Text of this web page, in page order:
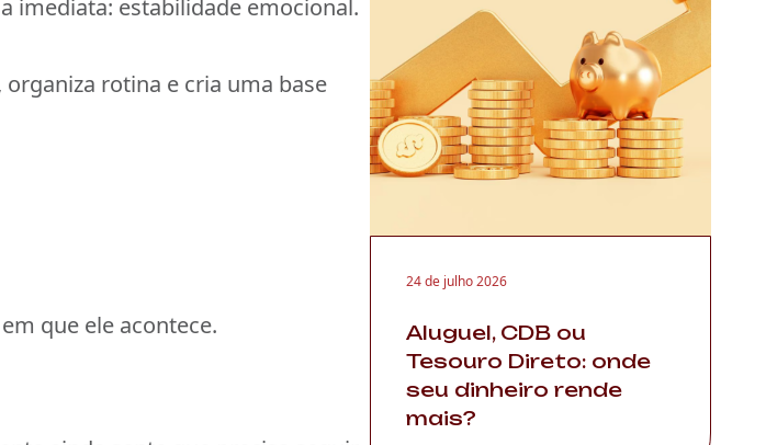
imediata: estabilidade emocional.
rotina e cria uma base
que ele acontece.
24 de julho 2026
Aluguel, CDB ou
Tesouro Direto: onde
seu dinheiro rende
mais?